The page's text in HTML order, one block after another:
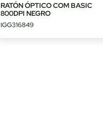
RATÓN ÓPTICO COM BASIC
800DPI NEGRO
IGG316849